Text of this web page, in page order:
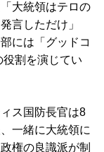
大統領はテロの
言しただけ」
には「グッドコ
役割を演じてい
ス国防長官は8
一緒に大統領に
権の良識派が制